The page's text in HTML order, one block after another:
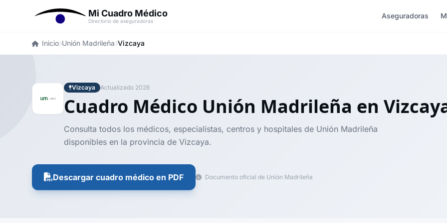
Mi Cuadro Médico
Directorio de aseguradoras
Aseguradoras
Inicio Unión Madrileña Vizcaya
Vizcaya Actualizado 2026
Cuadro Médico Unión Madrileña en
Consulta todos los médicos, especialistas, centros y hospitales de Unión Madrileña
disponibles en la provincia de Vizcaya.
Descargar cuadro médico en PDF Documento oficial de Unión Madrileña